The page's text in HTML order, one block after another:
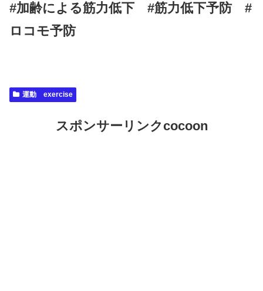
#加齢による筋力低下 #筋力低下予防 #
ロコモ予防
運動 exercise
スポンサーリンクcocoon